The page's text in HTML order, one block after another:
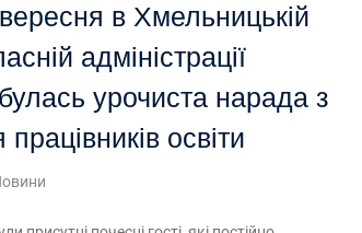
в Хмельницькій
адміністрації
урочиста нарада з
освіти